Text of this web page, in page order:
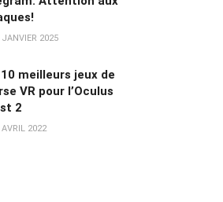
JANVIER 2025
meilleurs jeux de
VR pour l’Oculus
2
AVRIL 2022